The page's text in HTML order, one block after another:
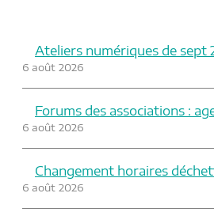
Ateliers numériques de sept
6 août 2026
Forums des associations :
6 août 2026
Changement horaires
6 août 2026